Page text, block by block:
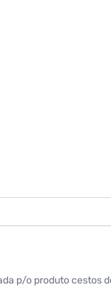
p/o produto cestos